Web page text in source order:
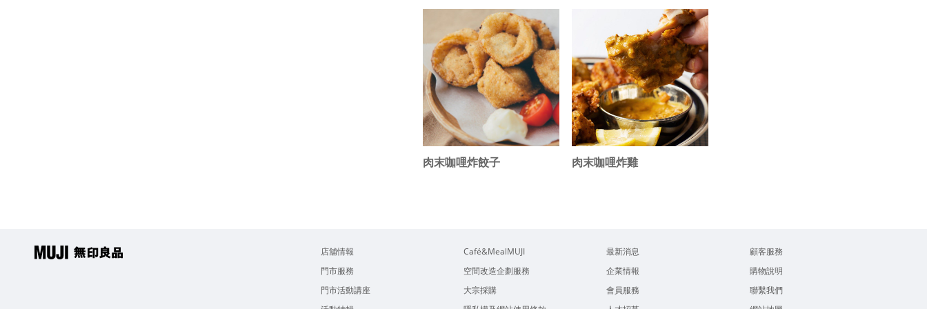
肉末咖哩炸餃子 肉末咖哩炸雞
店舖情報
門市服務
門市活動講座
Café&MealMUJI
空間改造企劃服務
大宗採購
最新消息
企業情報
會員服務
顧客服務
購物說明
聯繫我們